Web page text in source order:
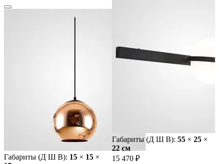
Габариты (Д Ш В): 15 × 15 ×
Габариты (Д Ш В): 55 × 25 ×
22 cм
15 470 ₽